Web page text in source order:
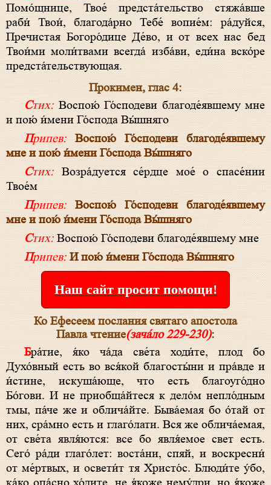
Помо́щнице, Твое́ предста́тельство стяжа́вше
раби́ Твои́, благода́рно Тебе́ вопие́м: ра́дуйся,
Пречистая Богоро́дице Де́во, и от всех нас бед
Твои́ми моли́твами всегда́ изба́ви, еди́на вско́ре
предста́тельствующая.
Прокимен, глас 4:
Стих:Воспою́ Го́сподеви благоде́явшему мне
и пою́ и́мени Го́спода Вы́шняго
Припев:Воспою́ Го́сподеви благоде́явшему
мне и пою́ и́мени Го́спода Вы́шняго
Стих:Возра́дуется се́рдце мое́ о спасе́нии
Твое́м
Припев:
Воспою́ Го́сподеви благоде́явшему
мне и пою́ и́мени Го́спода Вы́шняго
Стих:Воспою́ Го́сподеви благоде́явшему мне
Припев: И пою́ и́мени Го́спода Вы́шняго
Наш сайт просит помощи!
Ко Ефесеем послания святаго апостола
Павла чтение(зача́ло 229-230):
Бра́тие, я́ко ча́да све́та ходи́те, плод бо
Духо́вный eсть во вся́кой благосты́ни и пра́вде и
и́стине, искуша́юще, что eсть благоуго́дно
Бо́гови. И не приoбща́йтеся к дело́м непло́дным
тмы, па́че же и облича́йте. Быва́eмая бо о́тай от
них, сра́мно eсть и глаго́лати. Вся же облича́eмая,
от све́та явля́ются: все бо явля́емое свет eсть.
Сего́ ра́ди глаго́лет: воста́ни, спяй, и воскресни́
от ме́ртвых, и освети́т тя Христо́с. Блюди́те у́бо,